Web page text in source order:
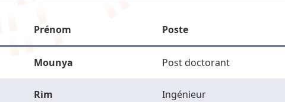
Prénom Poste
Mounya Post doctorant
Rim Ingénieur